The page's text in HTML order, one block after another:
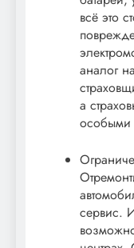
всё это
аналог
а
особыми
сервис.